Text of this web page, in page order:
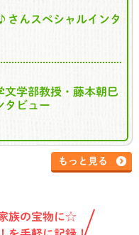
さんスペシャルインタ
文学部教授・藤本朝巳
タビュー
もっと見る
族の宝物に☆